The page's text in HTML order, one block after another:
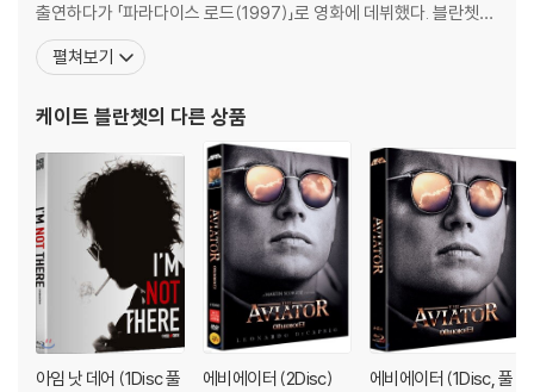
관련 사진과 동영상 및 재생 기기 모델명을 첨부하여 첨부하여 고객센터에
문의 바랍니다.
부담 후 처리 가능합니다.
3) 스틸북 한정판, 초회 한정판의 경우 제작 수량이 한정되어 있고, 택배
이동 과정에서의 손상이 발생하면, 재 판매가 어려우므로 신중한 구매 선
택을 부탁드립니다.
4) 한정판 상품의 변심, 오구매로 인한 반품은 회송된 상품의 상태 확인 후
진행이 가능합니다. 택배 이동 중 파손이 발생하지 않도록 완충 포장을 부
탁드립니다.
출연하다가 「파라다이스 로드(1997)」로 영화에 데뷔했다. 블란쳇은
「엘리자베스(1998)」에서 영국 여왕 엘리자베스 1세를 연기하면서
처음으로 세계적인 찬사를 받았고 아카데미 여우주연상 후보에도 올
(2001)」에서는 피랍자를, 「샬로트 그레이
펼쳐보기
케이트 블란쳇의 다른 상품
아임 낫 데어 (1Disc 풀
에비에이터 (2Disc)
에비에이터 (1Disc, 풀